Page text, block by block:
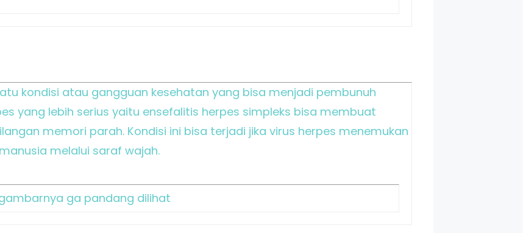
kondisi atau gangguan kesehatan yang bisa menjadi pembunuh
yang lebih serius yaitu ensefalitis herpes simpleks bisa membuat
memori parah. Kondisi ini bisa terjadi jika virus herpes menemukan
melalui saraf wajah.
ga pandang dilihat